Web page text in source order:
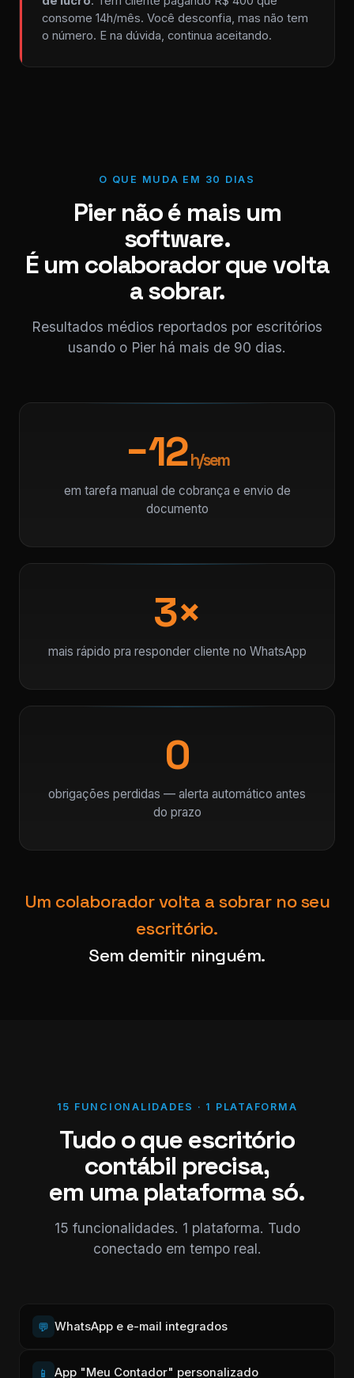
consome 14h/mês. Você desconfia, mas não tem
o número. E na dúvida, continua aceitando.
O QUE MUDA EM 30 DIAS
Pier não é mais um
software.
É um colaborador que volta
a sobrar.
Resultados médios reportados por escritórios
usando o Pier há mais de 90 dias.
−12h/sem
em tarefa manual de cobrança e envio de
documento
3×
mais rápido pra responder cliente no WhatsApp
0
obrigações perdidas — alerta automático antes
do prazo
Um colaborador volta a sobrar no seu
escritório.
Sem demitir ninguém.
15 FUNCIONALIDADES · 1 PLATAFORMA
Tudo o que escritório
contábil precisa,
em uma plataforma só.
15 funcionalidades. 1 plataforma. Tudo
conectado em tempo real.
💬 WhatsApp e e-mail integrados
📱 App "Meu Contador" personalizado